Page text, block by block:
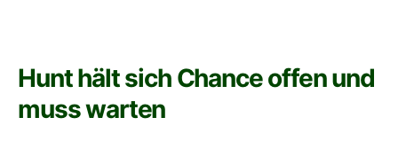
Hunt hält sich Chance offen und
muss warten